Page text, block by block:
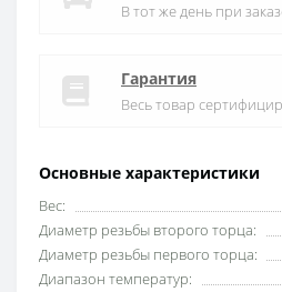
Основные характеристики
Вес:
Диаметр резьбы второго торца:
Диаметр резьбы первого торца:
Диапазон температур:
В тот же день при
Гарантия
Весь товар